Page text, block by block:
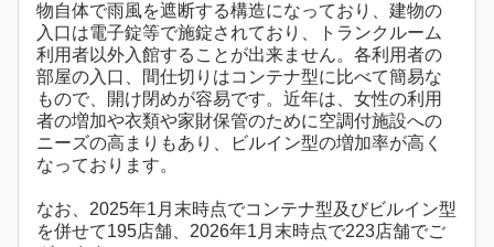
物自体で雨風を遮断する構造になっており、建物の
入口は電子錠等で施錠されており、トランクルーム
利用者以外入館することが出来ません。各利用者の
部屋の入口、間仕切りはコンテナ型に比べて簡易な
もので、開け閉めが容易です。近年は、女性の利用
者の増加や衣類や家財保管のために空調付施設への
ニーズの高まりもあり、ビルイン型の増加率が高く
なっております。
なお、2025年1月末時点でコンテナ型及びビルイン型
を併せて195店舗、2026年1月末時点で223店舗でご